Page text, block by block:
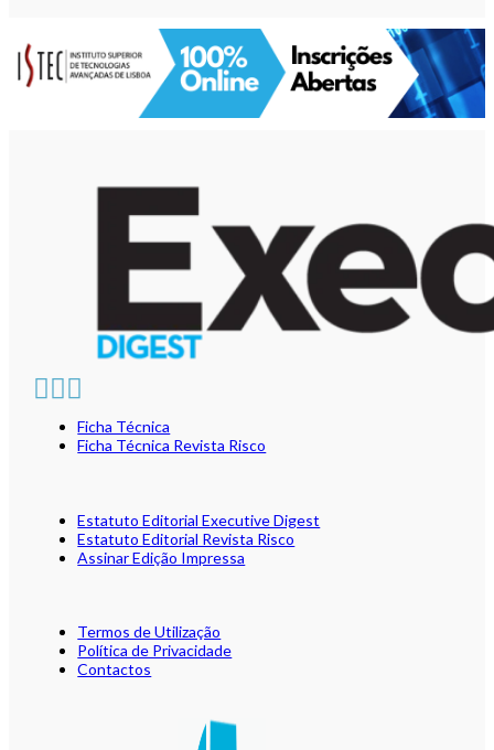
Ficha Técnica
Ficha Técnica Revista Risco
Estatuto Editorial Executive Digest
Estatuto Editorial Revista Risco
Assinar Edição Impressa
Termos de Utilização
Política de Privacidade
Contactos